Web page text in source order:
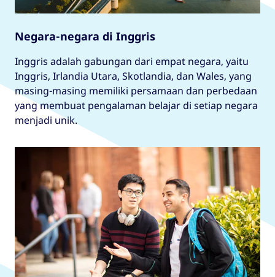
Negara-negara di Inggris
Inggris adalah gabungan dari empat negara, yaitu
Inggris, Irlandia Utara, Skotlandia, dan Wales, yang
masing-masing memiliki persamaan dan perbedaan
yang membuat pengalaman belajar di setiap negara
menjadi unik.